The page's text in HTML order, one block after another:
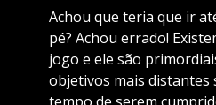
Achou que teria que ir
pé? Achou errado!
jogo e ele são
objetivos mais distantes